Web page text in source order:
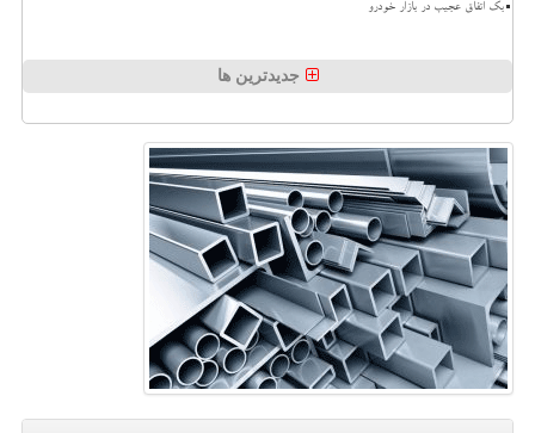
بک اتفاق عجیب در بازار خودرو
جدیدترین ها